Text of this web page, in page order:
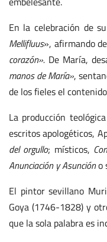
En la celebración de
Mellifluus», afirmando
corazón». De María,
manos de María»,
de los fieles el
La producción
escritos apologéticos,
del orgullo; místicos,
Anunciación y Asuncióno
El pintor sevillano
Goya (1746-1828) y
que la sola palabra es